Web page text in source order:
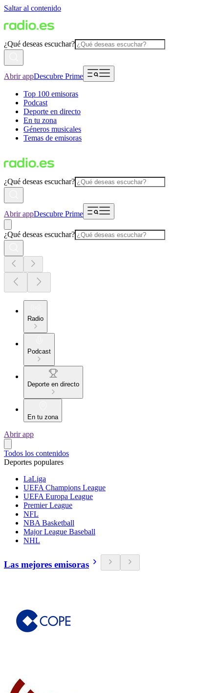
Saltar al contenido
¿Qué deseas escuchar?
Abrir appDescubre Prime
Top 100 emisoras
Podcast
Deporte en directo
En tu zona
Géneros musicales
Temas de emisoras
¿Qué deseas escuchar?
Abrir appDescubre Prime
¿Qué deseas escuchar?
Radio
Podcast
Deporte en directo
En tu zona
Abrir app
Todos los contenidos
Deportes populares
LaLiga
UEFA Champions League
UEFA Europa League
Premier League
NFL
NBA Basketball
Major League Baseball
NHL
Las mejores emisoras